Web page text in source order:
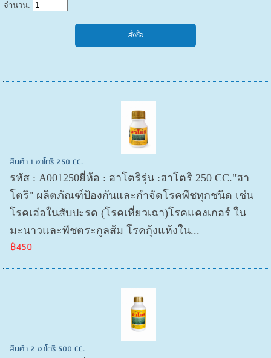
จำนวน:
สินค้า 1 ฮาโตริ 250 CC.
รหัส : A001250ยี่ห้อ : ฮาโตริรุ่น :ฮาโตริ 250 CC."ฮา
โตริ" ผลิตภัณฑ์ป้องกันและกำจัดโรคพืชทุกชนิด เช่น
โรคเอ๋อในสับปะรด (โรคเหี่ยวเฉา)โรคแคงเกอร์ ใน
มะนาวและพืชตระกูลส้ม โรคกุ้งแห้งใน...
฿450
สินค้า 2 ฮาโตริ 500 CC.